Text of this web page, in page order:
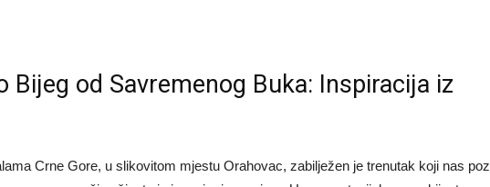
Bijeg od Savremenog Buka: Inspiracija iz
Crne Gore, u slikovitom mjestu Orahovac, zabilježen je trenutak koji nas